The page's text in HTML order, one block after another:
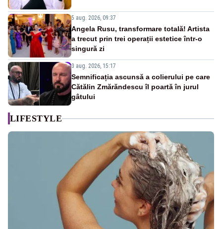
5 aug. 2026, 09:37
Angela Rusu, transformare totală! Artista
a trecut prin trei operații estetice într-o
singură zi
3 aug. 2026, 15:17
Semnificația ascunsă a colierului pe care
Cătălin Zmărăndescu îl poartă în jurul
gâtului
LIFESTYLE